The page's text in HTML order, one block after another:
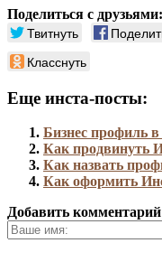
Поделиться с друзьями:
Твитнуть
Класснуть
Еще инста-посты:
Бизнес профиль
Как продвинуть
Как назвать
Как оформить
Добавить комментарий